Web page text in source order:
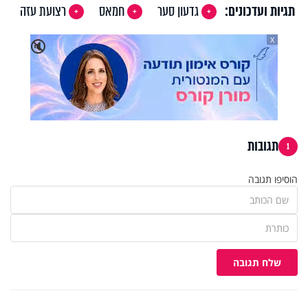
תגיות ועדכונים: גדעון סער חמאס
רצועת עזה
🔇
X
1 תגובות
הוסיפו תגובה
שלח תגובה